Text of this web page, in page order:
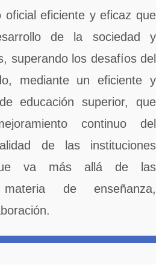
oficial eficiente y eficaz que
de la sociedad y
superando los desafíos del
mediante un eficiente y
educación superior, que
continuo del
de las instituciones
va más allá de las
de enseñanza,